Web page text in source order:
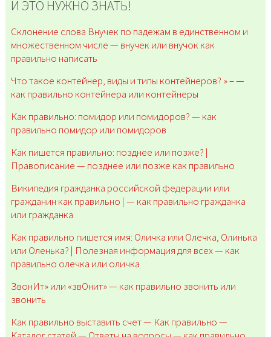
И ЭТО НУЖНО ЗНАТЬ!
Склонение слова Внучек по падежам в единственном и
множественном числе — внучек или внучок как
правильно написать
Что такое контейнер, виды и типы контейнеров? » – —
как правильно контейнера или контейнеры
Как правильно: помидор или помидоров? — как
правильно помидор или помидоров
Как пишется правильно: позднее или позже? |
Правописание — позднее или позже как правильно
Википедия гражданка российской федерации или
гражданин как правильно | — как правильно гражданка
или гражданка
Как правильно пишется имя: Оличка или Олечка, Олинька
или Оленька? | Полезная информация для всех — как
правильно олечка или оличка
ЗвонИт» или «звОнит» — как правильно звонить или
звонить
Как правильно выставить счет — Как правильно —